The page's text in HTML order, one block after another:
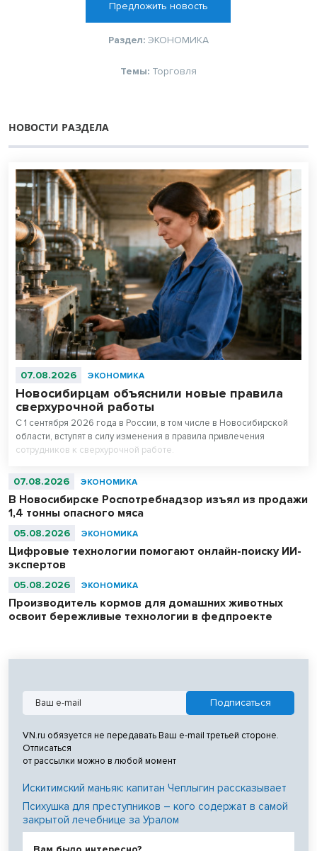
Предложить новость
Раздел: ЭКОНОМИКА
Темы: Торговля
НОВОСТИ РАЗДЕЛА
07.08.2026 ЭКОНОМИКА
Новосибирцам объяснили новые правила
сверхурочной работы
С 1 сентября 2026 года в России, в том числе в Новосибирской
области, вступят в силу изменения в правила привлечения
сотрудников к сверхурочной работе.
07.08.2026 ЭКОНОМИКА
В Новосибирске Роспотребнадзор изъял из продажи
1,4 тонны опасного мяса
05.08.2026 ЭКОНОМИКА
Цифровые технологии помогают онлайн-поиску ИИ-
экспертов
05.08.2026 ЭКОНОМИКА
Производитель кормов для домашних животных
освоит бережливые технологии в федпроекте
VN.ru обязуется не передавать Ваш e-mail третьей стороне.
Отписаться
от рассылки можно в любой момент
Искитимский маньяк: капитан Чеплыгин рассказывает
Психушка для преступников – кого содержат в самой
закрытой лечебнице за Уралом